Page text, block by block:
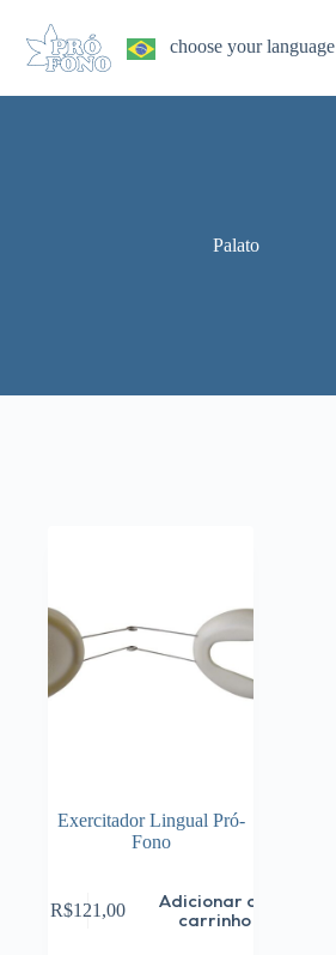
conteúdo
choose your language
Palato
Exercitador Lingual Pró-
Fono
R$121,00
Adicionar ao
carrinho